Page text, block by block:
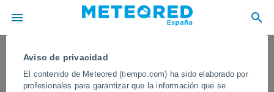
Aviso de privacidad
El contenido de Meteored (tiempo.com) ha sido elaborado por
profesionales para garantizar que la información que se